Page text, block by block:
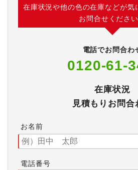
在庫状況や他の色の在庫などが気
お問合せください
電話でお問合わ
0120-61-
在庫状況
見積もりお問合
お名前
電話番号